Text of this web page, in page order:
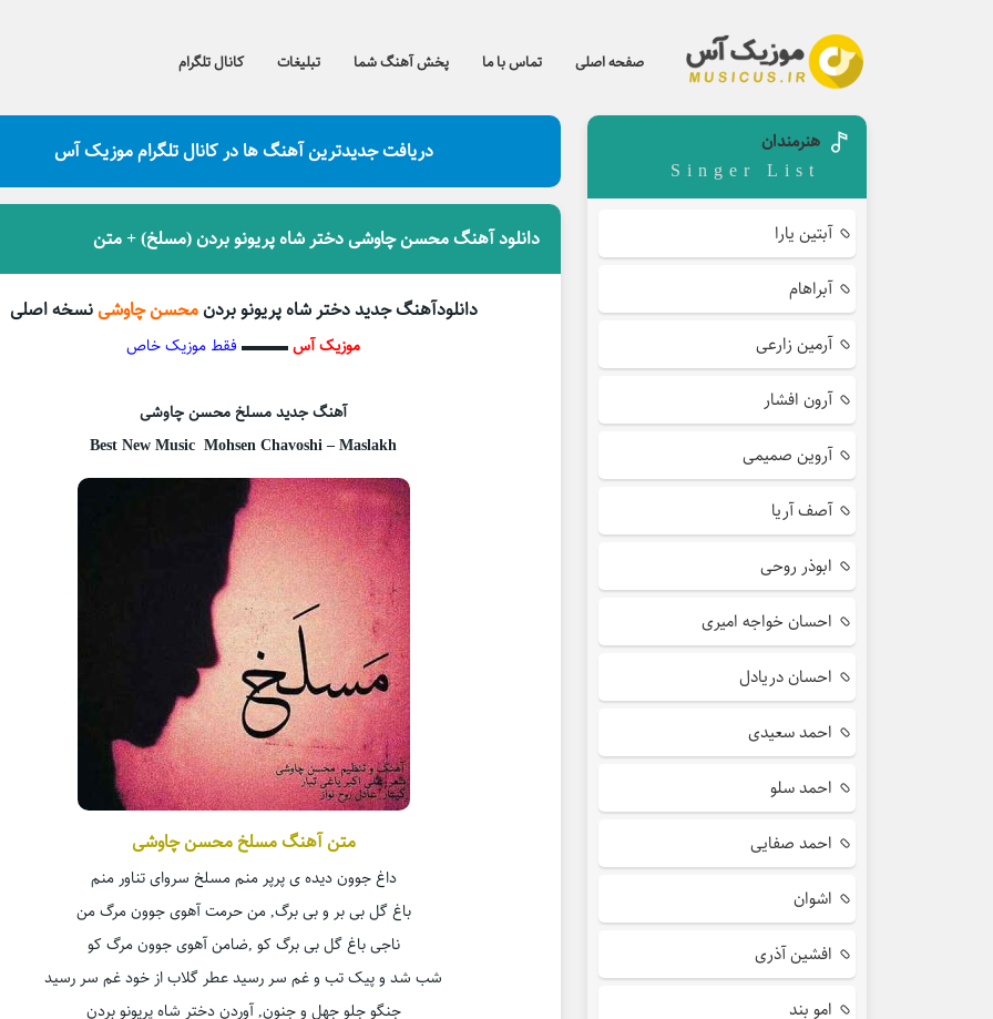
صفحه اصلی تماس با ما پخش آهنگ شما تبلیغات کانال تلگرام
دریافت جدیدترین آهنگ ها در کانال تلگرام موزیک آس
دانلود آهنگ محسن چاوشی دختر شاه پریونو بردن (مسلخ) + متن
دانلودآهنگ جدید دختر شاه پریونو بردنمحسن چاوشینسخه اصلی
موزیک آس▬▬▬ فقط موزیک خاص
آهنگ جدید مسلخ محسن چاوشی
Best New Music Mohsen Chavoshi – Maslakh
متن آهنگ مسلخ محسن چاوشی
داغ جوون دیده ی پرپر منم مسلخ سروای تناور منم
باغ گل بی بر و بی برگ, من حرمت آهوی جوون مرگ من
ناجی باغ گل بی برگ کو ,ضامن آهوی جوون مرگ کو
شب شد و پیک تب و غم سر رسید عطر گلاب از خود غم سر رسید
جنگو جلو جهل و جنون, آوردن دختر شاه پریونو بردن
هنرمندان
Singer List
آبتین یارا
آبراهام
آرمین زارعی
آرون افشار
آروین صمیمی
آصف آریا
ابوذر روحی
احسان خواجه امیری
احسان دریادل
احمد سعیدی
احمد سلو
احمد صفایی
اشوان
افشین آذری
امو بند